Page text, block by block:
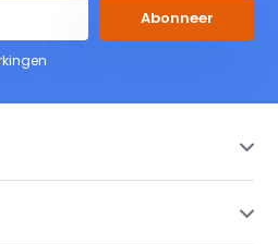
Abonneer